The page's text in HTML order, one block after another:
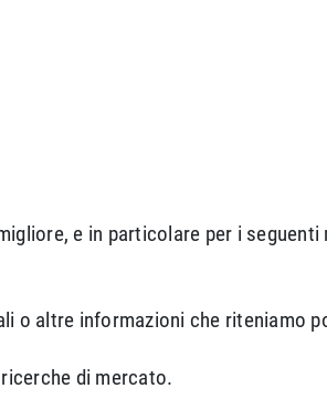
e in particolare per i seguenti
o altre informazioni che riteniamo
di mercato.